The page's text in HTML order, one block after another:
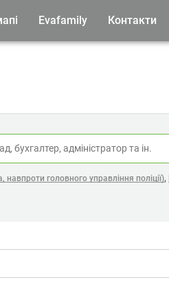
Evafamily Контакти
головного управління поліції),